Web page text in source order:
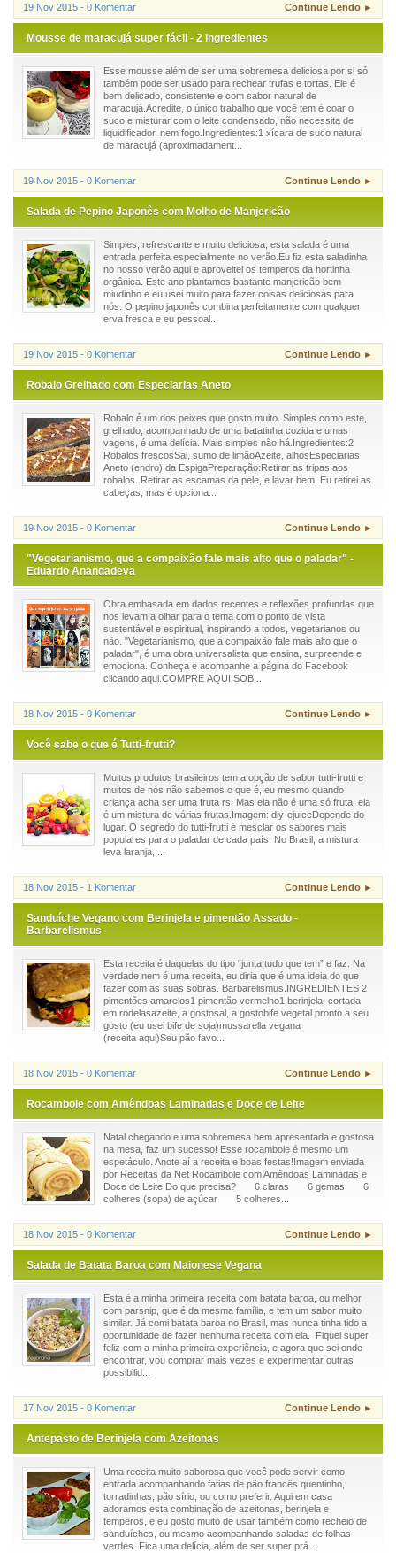
19 Nov 2015 - 0 Komentar Continue Lendo ►
Mousse de maracujá super fácil - 2 ingredientes
Esse mousse além de ser uma sobremesa deliciosa por si só
também pode ser usado para rechear trufas e tortas. Ele é
bem delicado, consistente e com sabor natural de
maracujá.Acredite, o único trabalho que você tem é coar o
suco e misturar com o leite condensado, não necessita de
liquidificador, nem fogo.Ingredientes:1 xícara de suco natural
de maracujá (aproximadament...
19 Nov 2015 - 0 Komentar Continue Lendo ►
Salada de Pepino Japonês com Molho de Manjericão
Simples, refrescante e muito deliciosa, esta salada é uma
entrada perfeita especialmente no verão.Eu fiz esta saladinha
no nosso verão aqui e aproveitei os temperos da hortinha
orgânica. Este ano plantamos bastante manjericão bem
miudinho e eu usei muito para fazer coisas deliciosas para
nós. O pepino japonês combina perfeitamente com qualquer
erva fresca e eu pessoal...
19 Nov 2015 - 0 Komentar Continue Lendo ►
Robalo Grelhado com Especiarias Aneto
Robalo é um dos peixes que gosto muito. Simples como este,
grelhado, acompanhado de uma batatinha cozida e umas
vagens, é uma delícia. Mais simples não há.Ingredientes:2
Robalos frescosSal, sumo de limãoAzeite, alhosEspeciarias
Aneto (endro) da EspigaPreparação:Retirar as tripas aos
robalos. Retirar as escamas da pele, e lavar bem. Eu retirei as
cabeças, mas é opciona...
19 Nov 2015 - 0 Komentar Continue Lendo ►
"Vegetarianismo, que a compaixão fale mais alto que o paladar" -
Eduardo Anandadeva
Obra embasada em dados recentes e reflexões profundas que
nos levam a olhar para o tema com o ponto de vista
sustentável e espiritual, inspirando a todos, vegetarianos ou
não. "Vegetarianismo, que a compaixão fale mais alto que o
paladar", é uma obra universalista que ensina, surpreende e
emociona. Conheça e acompanhe a página do Facebook
clicando aqui.COMPRE AQUI SOB...
18 Nov 2015 - 0 Komentar Continue Lendo ►
Você sabe o que é Tutti-frutti?
Muitos produtos brasileiros tem a opção de sabor tutti-frutti e
muitos de nós não sabemos o que é, eu mesmo quando
criança acha ser uma fruta rs. Mas ela não é uma só fruta, ela
é um mistura de várias frutas.Imagem: diy-ejuiceDepende do
lugar. O segredo do tutti-frutti é mesclar os sabores mais
populares para o paladar de cada país. No Brasil, a mistura
leva laranja, ...
18 Nov 2015 - 1 Komentar Continue Lendo ►
Sanduíche Vegano com Berinjela e pimentão Assado -
Barbarelismus
Esta receita é daquelas do tipo “junta tudo que tem” e faz. Na
verdade nem é uma receita, eu diria que é uma ideia do que
fazer com as suas sobras. Barbarelismus.INGREDIENTES 2
pimentões amarelos1 pimentão vermelho1 berinjela, cortada
em rodelasazeite, a gostosal, a gostobife vegetal pronto a seu
gosto (eu usei bife de soja)mussarella vegana
(receita aqui)Seu pão favo...
18 Nov 2015 - 0 Komentar Continue Lendo ►
Rocambole com Amêndoas Laminadas e Doce de Leite
Natal chegando e uma sobremesa bem apresentada e gostosa
na mesa, faz um sucesso! Esse rocambole é mesmo um
espetáculo. Anote aí a receita e boas festas!Imagem enviada
por Receitas da Net Rocambole com Amêndoas Laminadas e
Doce de Leite Do que precisa? 6 claras 6 gemas 6
colheres (sopa) de açúcar 5 colheres...
18 Nov 2015 - 0 Komentar Continue Lendo ►
Salada de Batata Baroa com Maionese Vegana
Esta é a minha primeira receita com batata baroa, ou melhor
com parsnip, que é da mesma família, e tem um sabor muito
similar. Já comi batata baroa no Brasil, mas nunca tinha tido a
oportunidade de fazer nenhuma receita com ela. Fiquei super
feliz com a minha primeira experiência, e agora que sei onde
encontrar, vou comprar mais vezes e experimentar outras
possibilid...
17 Nov 2015 - 0 Komentar Continue Lendo ►
Antepasto de Berinjela com Azeitonas
Uma receita muito saborosa que você pode servir como
entrada acompanhando fatias de pão francês quentinho,
torradinhas, pão sírio, ou como preferir. Aqui em casa
adoramos esta combinação de azeitonas, berinjela e
temperos, e eu gosto muito de usar também como recheio de
sanduíches, ou mesmo acompanhando saladas de folhas
verdes. Fica uma delícia, além de ser super prá...